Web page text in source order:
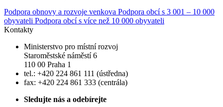
Podpora obnovy a rozvoje venkova Podpora obcí s 3 001 – 10 000
obyvateli Podpora obcí s více než 10 000 obyvateli
Kontakty
Ministerstvo pro místní rozvoj
Staroměstské náměstí 6
110 00 Praha 1
tel.: +420 224 861 111 (ústředna)
fax: +420 224 861 333 (centrála)
Sledujte nás a odebírejte